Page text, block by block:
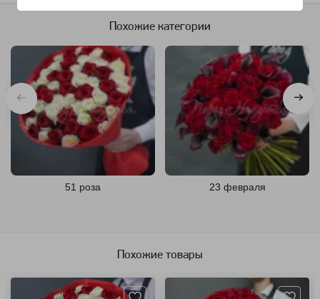
Похожие категории
51 роза 23 февраля
Похожие товары